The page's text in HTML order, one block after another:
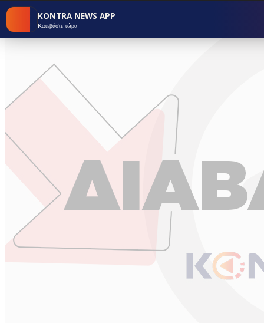
KONTRA NEWS APP
Κατεβάστε τώρα